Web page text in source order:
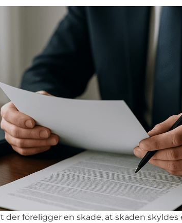
der foreligger en skade, at skaden